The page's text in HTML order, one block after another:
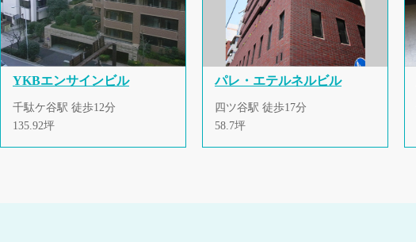
YKBエンサインビル
千駄ケ谷駅 徒歩12分
135.92坪
パレ・エテルネルビル
四ツ谷駅 徒歩17分
58.7坪